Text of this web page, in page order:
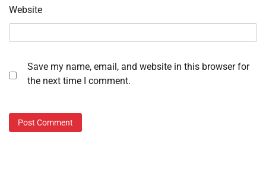
Website
Save my name, email, and website in this browser for
the next time I comment.